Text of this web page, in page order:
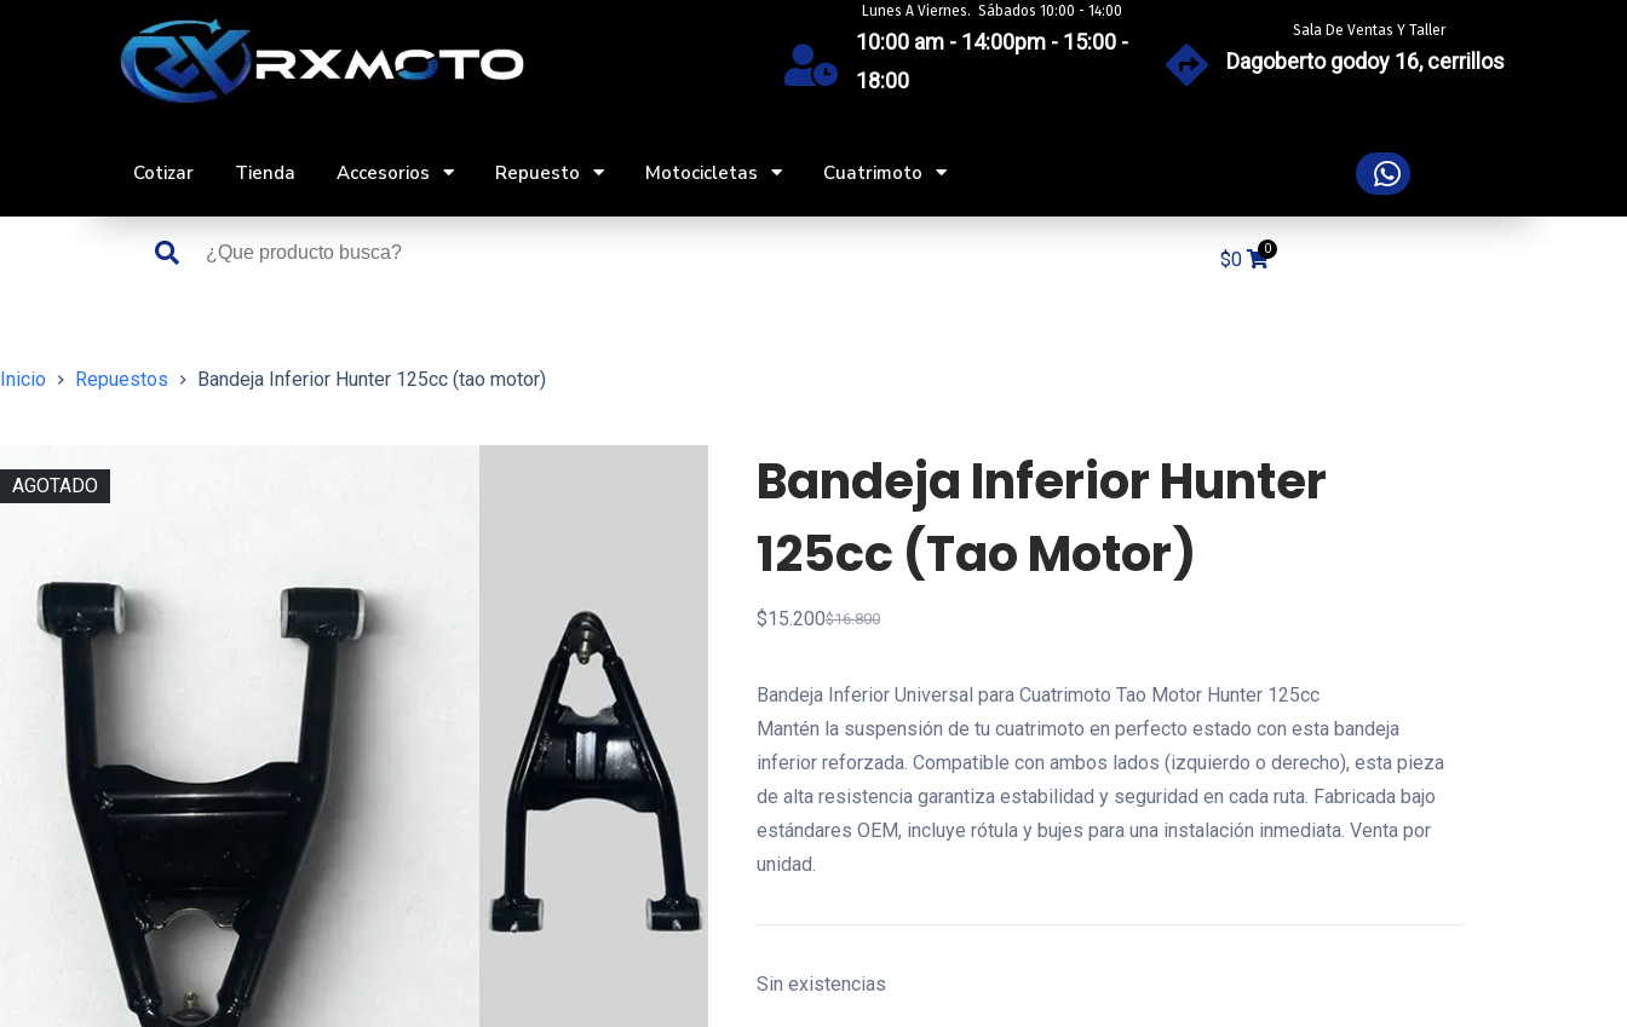
Lunes A Viernes. Sábados 10:00 - 14:00
10:00 am - 14:00pm - 15:00 -
18:00
Sala De Ventas Y Taller
Dagoberto godoy 16, cerrillos
Cotizar Tienda Accesorios Repuesto Motocicletas Cuatrimoto
$0
Inicio Repuestos Bandeja Inferior Hunter 125cc (tao motor)
AGOTADO
Bandeja Inferior Hunter
125cc (tao Motor)
$16.800
original
era:
$16.800.
$15.200
actual
es:
$15.200.
Bandeja Inferior Universal para Cuatrimoto Tao Motor Hunter 125cc
Mantén la suspensión de tu cuatrimoto en perfecto estado con esta bandeja
inferior reforzada. Compatible con ambos lados (izquierdo o derecho), esta pieza
de alta resistencia garantiza estabilidad y seguridad en cada ruta. Fabricada bajo
estándares OEM, incluye rótula y bujes para una instalación inmediata. Venta por
unidad.
Sin existencias